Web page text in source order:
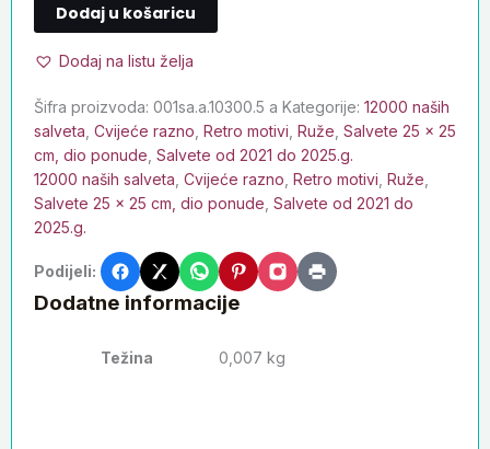
Dodaj u košaricu
Dodaj na listu želja
Šifra proizvoda: 001sa.a.10300.5 a Kategorije: 12000 naših
salveta Cvijeće razno Retro motivi Ruže Salvete 25 x 25
cm, dio ponude Salvete od 2021 do 2025.g.
12000 naših salveta Cvijeće razno Retro motivi Ruže
Salvete 25 x 25 cm, dio ponude Salvete od 2021 do
2025.g.
Podijeli:
Dodatne informacije
Težina 0,007 kg